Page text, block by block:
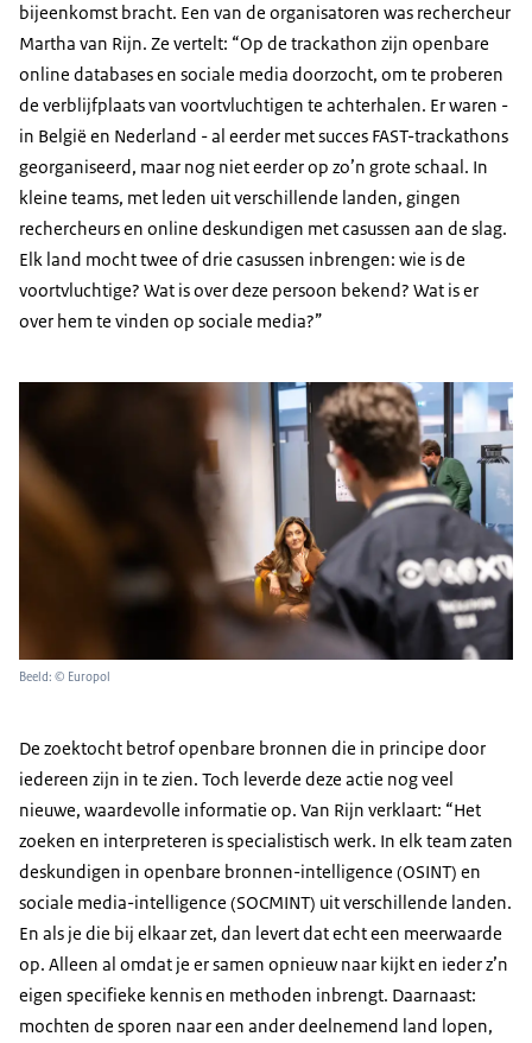
bijeenkomst bracht. Een van de organisatoren was rechercheur
Martha van Rijn. Ze vertelt: “Op de trackathon zijn openbare
online databases en sociale media doorzocht, om te proberen
de verblijfplaats van voortvluchtigen te achterhalen. Er waren -
in België en Nederland - al eerder met succes FAST-trackathons
georganiseerd, maar nog niet eerder op zo’n grote schaal. In
kleine teams, met leden uit verschillende landen, gingen
rechercheurs en online deskundigen met casussen aan de slag.
Elk land mocht twee of drie casussen inbrengen: wie is de
voortvluchtige? Wat is over deze persoon bekend? Wat is er
over hem te vinden op sociale media?”
Beeld: © Europol
De zoektocht betrof openbare bronnen die in principe door
iedereen zijn in te zien. Toch leverde deze actie nog veel
nieuwe, waardevolle informatie op. Van Rijn verklaart: “Het
zoeken en interpreteren is specialistisch werk. In elk team zaten
deskundigen in openbare bronnen-intelligence (OSINT) en
sociale media-intelligence (SOCMINT) uit verschillende landen.
En als je die bij elkaar zet, dan levert dat echt een meerwaarde
op. Alleen al omdat je er samen opnieuw naar kijkt en ieder z’n
eigen specifieke kennis en methoden inbrengt. Daarnaast:
mochten de sporen naar een ander deelnemend land lopen,